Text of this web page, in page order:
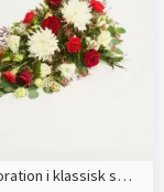
Båredekoration i klassisk stil - rød og hvid